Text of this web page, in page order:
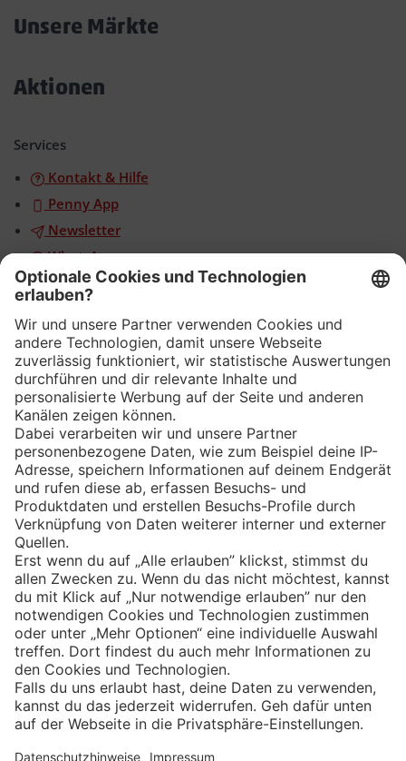
Unsere Märkte
Aktionen
Services
Kontakt & Hilfe
Penny App
Newsletter
WhatsApp
App
Eishockey
Impressum